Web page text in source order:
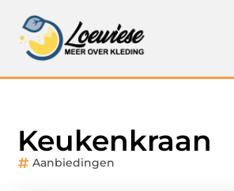
Keukenkraan
Aanbiedingen